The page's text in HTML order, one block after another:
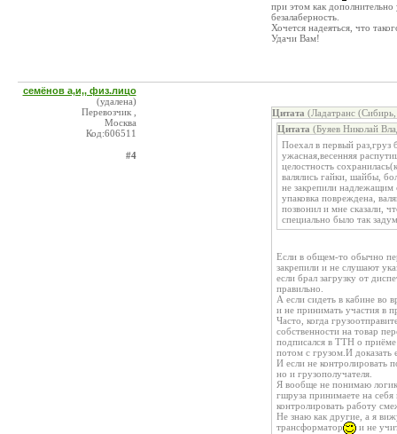
при этом как дополнительно
безалаберность.
Хочется надеяться, что
Удачи Вам!
семёнов а,и,, физ.лицо
(удалена)
Перевозчик ,
Москва
Код:606511
#4
Цитата (Ладатранс
Цитата (Буяев Николай
Поехал в первый
ужасная,весенняя
целостность
валялись гайки, шайбы,
не закрепили надлежащим
упаковка повреждена,
позвонил и мне сказали,
специально было так
Если в общем-то обычно
закрепили и не слушают
если брал загрузку от
правильно.
А если сидеть в кабине во
и не принимать участия в
Часто, когда
собственности на товар
подписался в ТТН о
потом с грузом.И доказать
И если не контролировать
но и грузополучателя.
Я вообще не понимаю
гшруза принимаете на себя
контролировать работу
Не знаю как другие, а я
трансформатор
и не